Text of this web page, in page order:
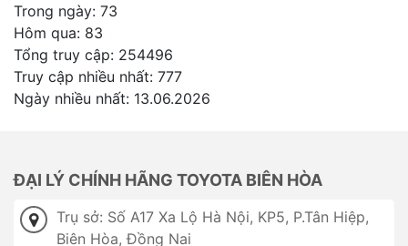
Trong ngày: 73
Hôm qua: 83
Tổng truy cập: 254496
Truy cập nhiều nhất: 777
Ngày nhiều nhất: 13.06.2026
ĐẠI LÝ CHÍNH HÃNG TOYOTA BIÊN HÒA
Trụ sở: Số A17 Xa Lộ Hà Nội, KP5, P.Tân Hiệp,
Biên Hòa, Đồng Nai